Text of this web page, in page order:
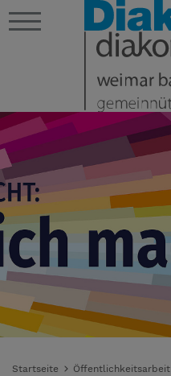
Startseite Öffentlichkeitsarbeit